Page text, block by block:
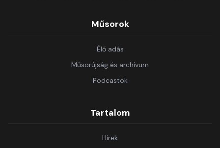
Műsorok
Élő adás
Műsorújság és archívum
Podcastok
Tartalom
Hírek